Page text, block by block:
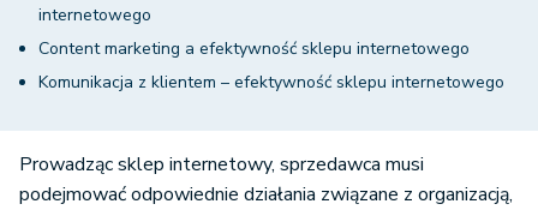
internetowego
Content marketing a efektywność sklepu internetowego
Komunikacja z klientem – efektywność sklepu internetowego
Prowadząc sklep internetowy, sprzedawca musi
podejmować odpowiednie działania związane z organizacją,